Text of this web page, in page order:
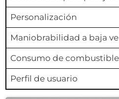
Personalización
Maniobrabilidad a baja
Consumo de combustible
Perfil de usuario